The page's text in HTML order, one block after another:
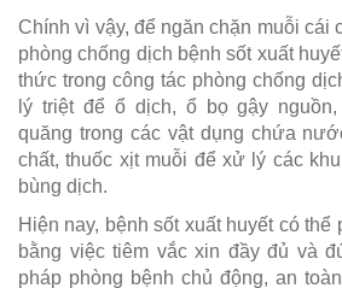
Chính vì vậy, để ngăn chặn muỗi cái
phòng chống dịch bệnh sốt xuất
thức trong công tác phòng chống
lý triệt để ổ dịch, ổ bọ gậy
quăng trong các vật dụng chứa
chất, thuốc xịt muỗi để xử lý các
bùng dịch.
Hiện nay, bệnh sốt xuất huyết có
bằng việc tiêm vắc xin đầy đủ và
pháp phòng bệnh chủ động, an